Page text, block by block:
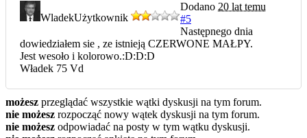
WladekUżytkownik
Dodano 20 lat temu
#5
Następnego dnia
dowiedziałem sie , ze istnieją CZERWONE MAŁPY.
Jest wesoło i kolorowo.:D:D:D
Władek 75 Vd
możesz przeglądać wszystkie wątki dyskusji na tym forum.
nie możesz rozpocząć nowy wątek dyskusji na tym forum.
nie możesz odpowiadać na posty w tym wątku dyskusji.